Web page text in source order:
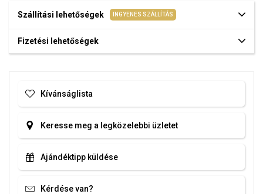
Szállítási lehetőségek INGYENES SZÁLLÍTÁS
Fizetési lehetőségek
Kívánságlista
Keresse meg a legközelebbi üzletet
Ajándéktipp küldése
Kérdése van?